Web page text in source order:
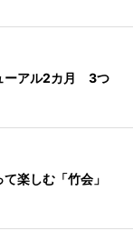
ーアル2カ月 3つ
て楽しむ「竹会」